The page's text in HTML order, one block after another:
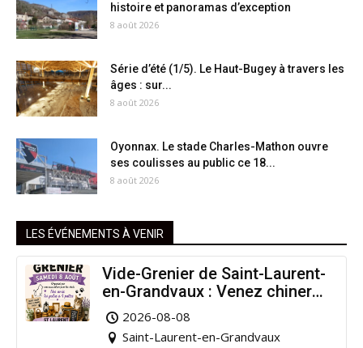
histoire et panoramas d’exception
8 août 2026
Série d’été (1/5). Le Haut-Bugey à travers les
âges : sur...
8 août 2026
Oyonnax. Le stade Charles-Mathon ouvre
ses coulisses au public ce 18...
8 août 2026
LES ÉVÉNEMENTS À VENIR
Vide-Grenier de Saint-Laurent-
en-Grandvaux : Venez chiner
pour la bonne cause !
2026-08-08
Saint-Laurent-en-Grandvaux